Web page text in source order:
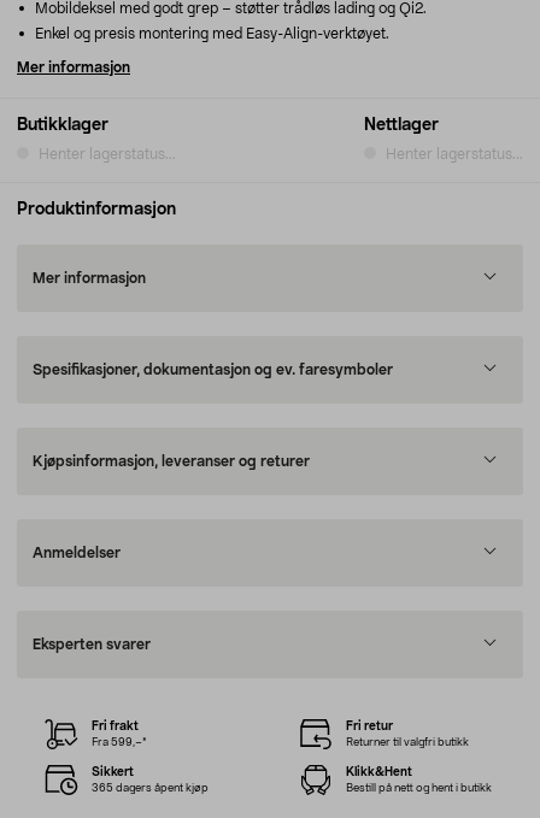
Butikklager
Henter lagerstatus...
Nettlager
Henter lagerstatus...
Mobildeksel med godt grep – støtter trådløs lading og Qi2.
Enkel og presis montering med Easy-Align-verktøyet.
Mer informasjon
Produktinformasjon
Mer informasjon
Spesifikasjoner, dokumentasjon og ev. faresymboler
Kjøpsinformasjon, leveranser og returer
Anmeldelser
Eksperten svarer
Fri frakt
Fra 599,–*
Fri retur
Returner til valgfri butikk
Sikkert
365 dagers åpent kjøp
Klikk&Hent
Bestill på nett og hent i butikk